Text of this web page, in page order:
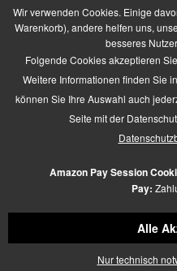
Higher Heels - All Rights
Wir verwenden Cookies. Einige
Warenkorb), andere helfen uns,
besseres
Folgende Cookies akzeptieren
Weitere Informationen finden Sie
können Sie Ihre Auswahl auch
Seite mit der
Amazon Pay Session
Pay:
Nur technisch
Alle
Barrierefrei Hilfswerkzeuge
Kontrast +
Links hervorheben
Größerer Text
Zusätzliche Beschreibung
Navigation per Tab-Taste